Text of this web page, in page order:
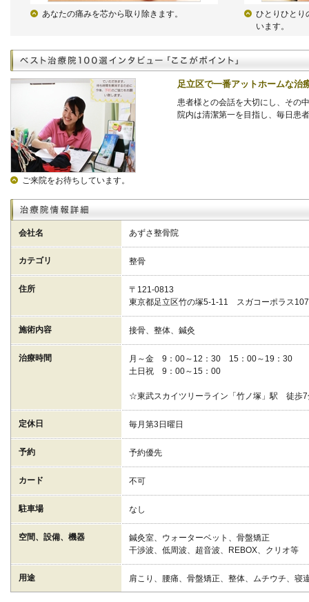
あなたの痛みを芯から取り除きます。
ひとりひとり
います。
ご来院をお待ちしています。
足立区で一番アットホームな治
患者様との会話を大切にし、その
院内は清潔第一を目指し、毎日患
会社名 あずさ整骨院
カテゴリ 整骨
住所
〒121-0813
東京都足立区竹の塚5-1-11 スガコーポラス
施術内容 接骨、整体、鍼灸
治療時間
月～金 9：00～12：30 15：00～19：30
土日祝 9：00～15：00
☆東武スカイツリーライン「竹ノ塚」駅 徒歩7
定休日 毎月第3日曜日
予約 予約優先
カード 不可
駐車場 なし
空間、設備、機器
鍼灸室、ウォーターベット、骨盤矯正
干渉波、低周波、超音波、REBOX、クリオ等
用途 肩こり、腰痛、骨盤矯正、整体、ムチウチ、寝